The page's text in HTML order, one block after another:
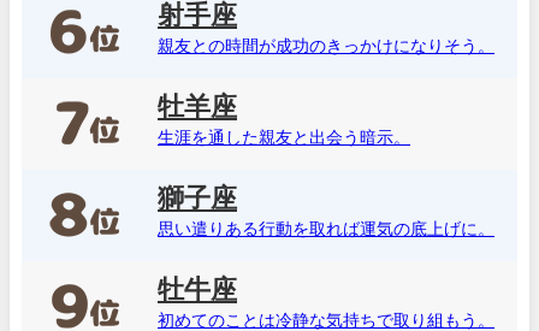
射手座
親友との時間が成功のきっかけになりそう。
牡羊座
生涯を通した親友と出会う暗示。
獅子座
思い遣りある行動を取れば運気の底上げに。
牡牛座
初めてのことは冷静な気持ちで取り組もう。